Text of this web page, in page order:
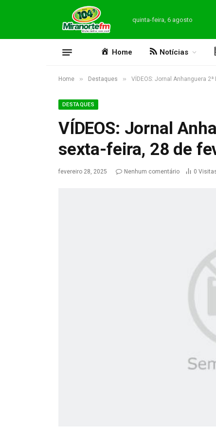
quinta-feira, 6 agosto
Home Notícias
Home » Destaques » VÍDEOS: Jornal Anhanguera
DESTAQUES
VÍDEOS: Jornal
sexta-feira, 28 de
fevereiro 28, 2025 Nenhum comentário 0